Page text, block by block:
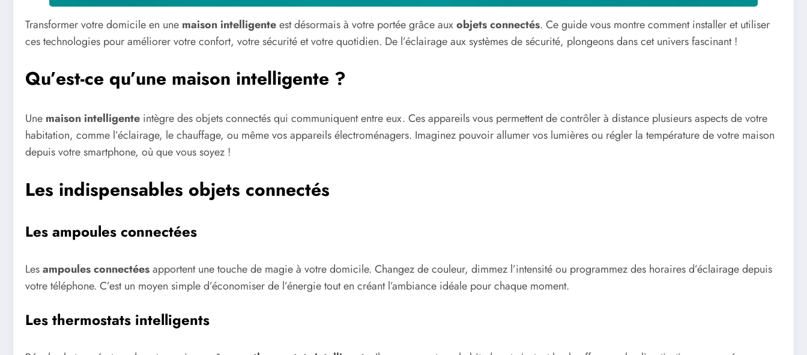
Transformer votre domicile en une maison intelligenteest désormais à votre portée grâce auxobjets connectés. Ce guide vous montre comment installer et utiliser
ces technologies pour améliorer votre confort, votre sécurité et votre quotidien. De l’éclairage aux systèmes de sécurité, plongeons dans cet univers fascinant !
Qu’est-ce qu’une maison intelligente ?
Une maison intelligente intègre des objets connectés qui communiquent entre eux. Ces appareils vous permettent de contrôler à distance plusieurs aspects de votre
habitation, comme l’éclairage, le chauffage, ou même vos appareils électroménagers. Imaginez pouvoir allumer vos lumières ou régler la température de votre maison
depuis votre smartphone, où que vous soyez !
Les indispensables objets connectés
Les ampoules connectées
Lesampoules connectéesapportent une touche de magie à votre domicile. Changez de couleur, dimmez l’intensité ou programmez des horaires d’éclairage depuis
votre téléphone. C’est un moyen simple d’économiser de l’énergie tout en créant l’ambiance idéale pour chaque moment.
Les thermostats intelligents